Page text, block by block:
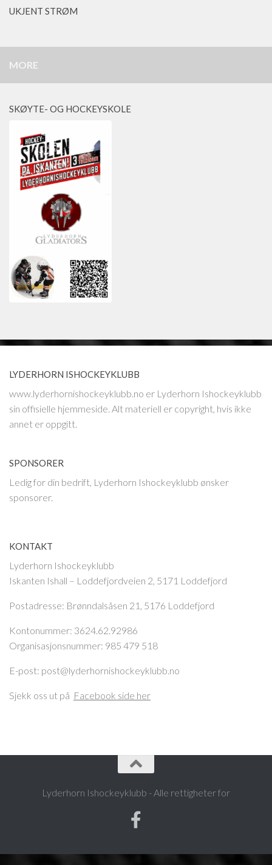
UKJENT STRØM
MORE
SKØYTE- OG HOCKEYSKOLE
LYDERHORN ISHOCKEYKLUBB
www.lyderhornishockeyklubb.no er Lyderhorn Ishockeyklubb
sin offisielle hjemmeside. Alt materiell er copyright, hvis ikke
annet er oppgitt.
SPONSORER
Ledig for din bedrift, Lyderhorn Ishockeyklubb ønsker
sponsorer.
KONTAKT
Lyderhorn Ishockeyklubb
Iskanten Ishall – Loddefjordveien 2, 5171 Loddefjord
Postadresse: Brønndalsåsen 21, 5176 Loddefjord
Kontonummer: 3624.62.92986
Organisasjonsnummer: 985 479 518
E-post: post@lyderhornishockeyklubb.no
Sjekk oss ut på Facebook side her
Lyderhorn Ishockeyklubb - Alle rettigheter for